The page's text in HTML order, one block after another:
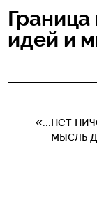
идей и
«...нет
мысль